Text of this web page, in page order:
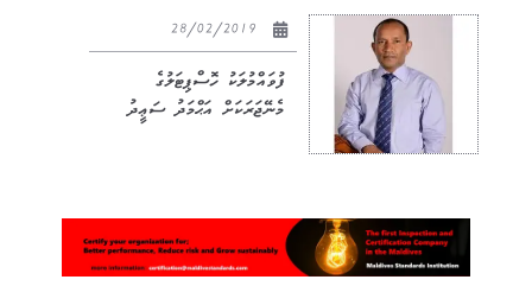
ފުވައްމުލަކު ހޮސްޕިޓަލުގެ
މެނޭޖަރަކަށް އަޙްމަދު ސަޢީދު